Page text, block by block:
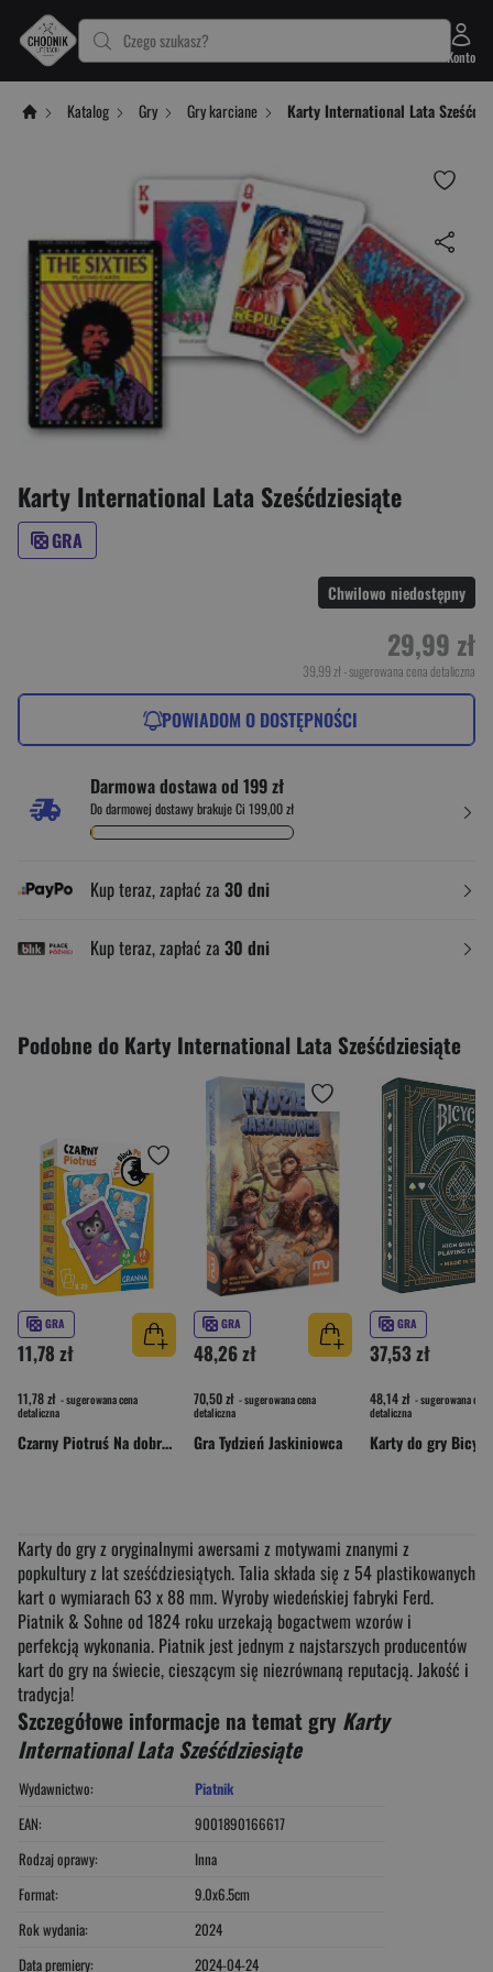
Czego szukasz?
Konto
Katalog Gry Gry karciane Karty International Lata
Karty International Lata Sześćdziesiąte
GRA
Chwilowo niedostępny
29,99 zł
39,99 zł- sugerowana cena detaliczna
POWIADOM O DOSTĘPNOŚCI
Darmowa dostawa od 199 zł
Do darmowej dostawy brakuje Ci 199,00 zł
Kup teraz, zapłać za 30 dni
Kup teraz, zapłać za 30 dni
Podobne do Karty International Lata Sześćdziesiąte
GRA
11,78 zł
11,78 zł - sugerowana cena
detaliczna
Czarny Piotruś Na dobranoc
GRA
48,26 zł
70,50 zł - sugerowana cena
detaliczna
Gra Tydzień Jaskiniowca
GRA
37,53 zł
48,14 zł - sugerowana cena
detaliczna
Karty do gry z oryginalnymi awersami z motywami znanymi z
popkultury z lat sześćdziesiątych. Talia składa się z 54 plastikowanych
kart o wymiarach 63 x 88 mm. Wyroby wiedeńskiej fabryki Ferd.
Piatnik & Sohne od 1824 roku urzekają bogactwem wzorów i
perfekcją wykonania. Piatnik jest jednym z najstarszych producentów
kart do gry na świecie, cieszącym się niezrównaną reputacją. Jakość i
tradycja!
Szczegółowe informacje na temat gry Karty
International Lata Sześćdziesiąte
Wydawnictwo:
Piatnik
EAN:
9001890166617
Rodzaj oprawy:
Inna
Format:
9.0x6.5cm
Rok wydania:
2024
Data premiery:
2024-04-24